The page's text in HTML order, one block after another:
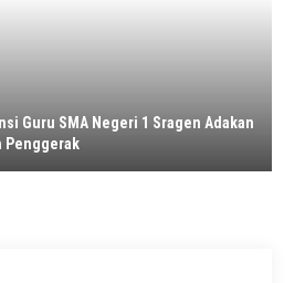
Guru SMA Negeri 1 Sragen Adakan
Penggerak